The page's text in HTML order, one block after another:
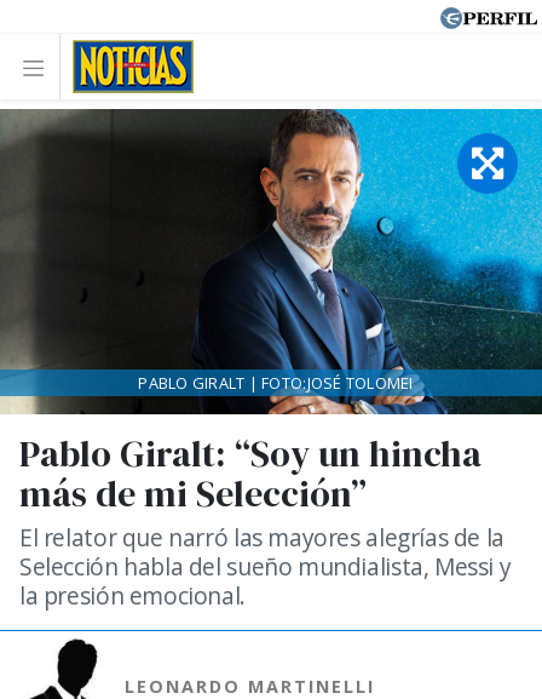
Pablo Giralt: “Soy un hincha
más de mi Selección”
El relator que narró las mayores alegrías de la
Selección habla del sueño mundialista, Messi y
la presión emocional.
LEONARDO MARTINELLI
PABLO GIRALT | FOTO:JOSÉ TOLOMEI